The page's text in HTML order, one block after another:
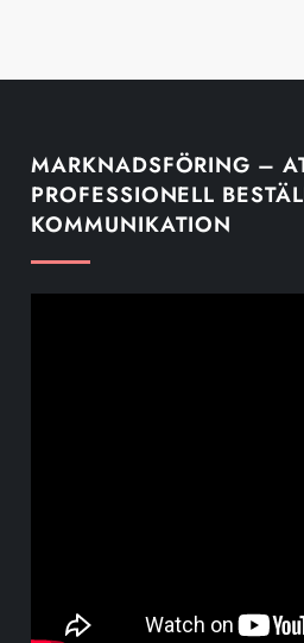
MARKNADSFÖRING –
PROFESSIONELL
KOMMUNIKATION